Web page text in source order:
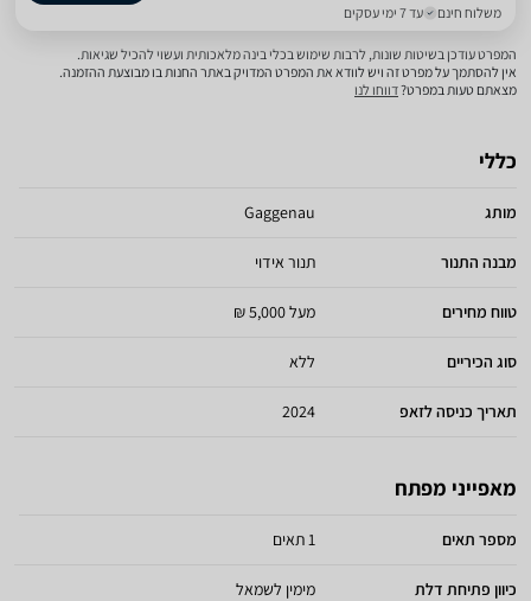
משלוח חינם עד 7 ימי עסקים
המפרט עודכן בשיטות שונות, לרבות שימוש בכלי בינה מלאכותית ועשוי להכיל שגיאות.
אין להסתמך על מפרט זה ויש לוודא את המפרט המדויק באתר החנות בו מבוצעת ההזמנה.
מצאתם טעות במפרט?דווחו לנו
כללי
מותג Gaggenau
מבנה התנור תנור אידוי
טווח מחירים מעל 5,000 ₪
סוג הכיריים ללא
תאריך כניסה לזאפ 2024
מאפייני מפתח
מספר תאים 1 תאים
כיוון פתיחת דלת מימין לשמאל